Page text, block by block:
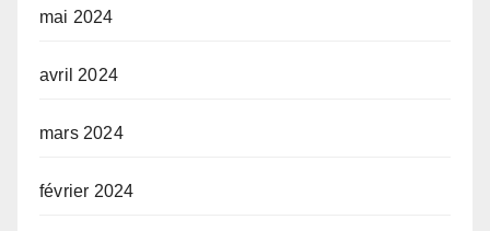
mai 2024
avril 2024
mars 2024
février 2024